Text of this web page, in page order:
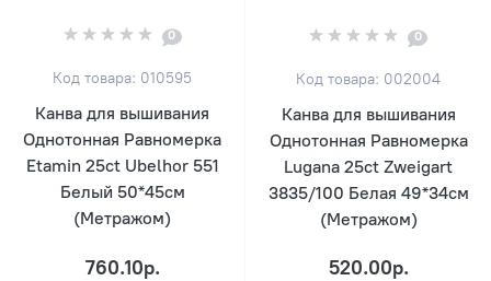
0
Код товара: 010595
Канва для вышивания
Однотонная Равномерка
Etamin 25ct Ubelhor 551
Белый 50*45см
(Метражом)
760.10р.
0
Код товара: 002004
Канва для вышивания
Однотонная Равномерка
Lugana 25ct Zweigart
3835/100 Белая 49*34см
(Метражом)
520.00р.